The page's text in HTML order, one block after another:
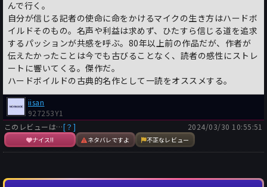
んで行く。
自分が信じる記者の使命に命をかけるマイクの生き方はハードボ
イルドそのもの。名声や利益は求めず、ひたすら信じる道を追求
するパッションが共感を呼ぶ。80年以上前の作品だが、作者が
伝えたかったことは今でも古びることなく、読者の感性にストレ
ートに響いてくる。傑作だ。
ハードボイルドの古典的名作として一読をオススメする。
iisan
927253Y1
このレビューは…[？]
ナイス!! ネタバレですよ 不正なレビュー
2024/03/30 10:55:51